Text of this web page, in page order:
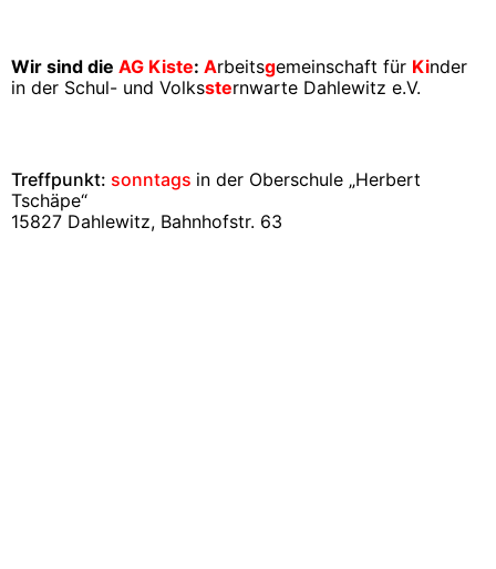
Wir sind die AG Kiste: Arbeitsgemeinschaft für Kinder
in der Schul- und Volkssternwarte Dahlewitz e.V.
Treffpunkt: sonntags in der Oberschule „Herbert
Tschäpe“
15827 Dahlewitz, Bahnhofstr. 63